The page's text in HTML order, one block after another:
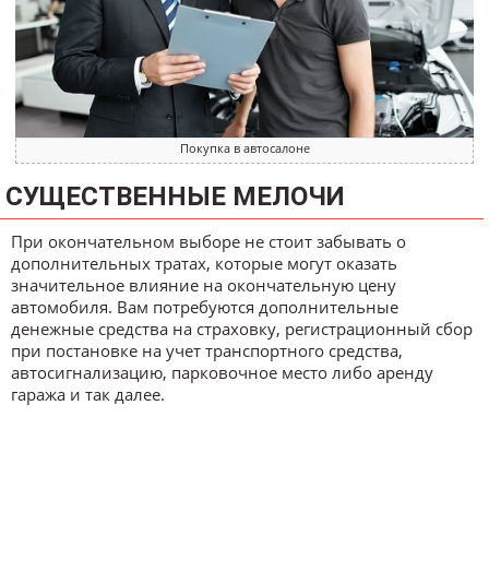
Покупка в автосалоне
СУЩЕСТВЕННЫЕ МЕЛОЧИ
При окончательном выборе не стоит забывать о
дополнительных тратах, которые могут оказать
значительное влияние на окончательную цену
автомобиля. Вам потребуются дополнительные
денежные средства на страховку, регистрационный сбор
при постановке на учет транспортного средства,
автосигнализацию, парковочное место либо аренду
гаража и так далее.